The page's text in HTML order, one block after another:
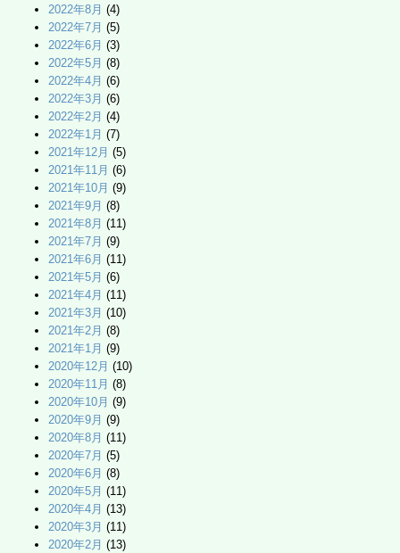
2022年8月 (4)
2022年7月 (5)
2022年6月 (3)
2022年5月 (8)
2022年4月 (6)
2022年3月 (6)
2022年2月 (4)
2022年1月 (7)
2021年12月 (5)
2021年11月 (6)
2021年10月 (9)
2021年9月 (8)
2021年8月 (11)
2021年7月 (9)
2021年6月 (11)
2021年5月 (6)
2021年4月 (11)
2021年3月 (10)
2021年2月 (8)
2021年1月 (9)
2020年12月 (10)
2020年11月 (8)
2020年10月 (9)
2020年9月 (9)
2020年8月 (11)
2020年7月 (5)
2020年6月 (8)
2020年5月 (11)
2020年4月 (13)
2020年3月 (11)
2020年2月 (13)